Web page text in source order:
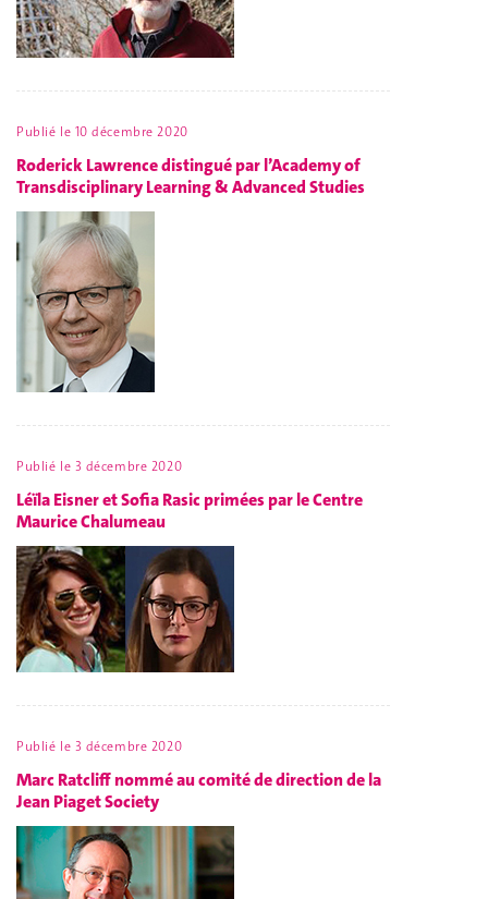
Publié le 10 décembre 2020
Roderick Lawrence distingué par l’Academy of
Transdisciplinary Learning & Advanced Studies
Publié le 3 décembre 2020
Léïla Eisner et Sofia Rasic primées par le Centre
Maurice Chalumeau
Publié le 3 décembre 2020
Marc Ratcliff nommé au comité de direction de la
Jean Piaget Society